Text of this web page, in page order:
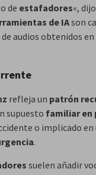
de estafadores«,
de IAson
audios obtenidos en
refleja un patrón
supuesto familiar en
o implicado
.
suelen añadir